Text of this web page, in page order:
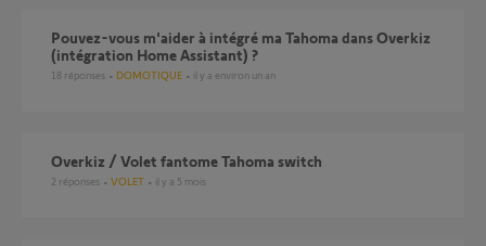
Pouvez-vous m'aider à intégré ma Tahoma dans Overkiz
(intégration Home Assistant) ?
18 réponses DOMOTIQUE il y a environ un an
Overkiz / Volet fantome Tahoma switch
2 réponses VOLET il y a 5 mois